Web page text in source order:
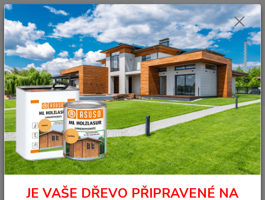
Menu
Hledat
+420 377 441 961 0ks
za 0,00 Kč
Úvod OSMO - přírodní oleje Na dřevo uvnitř
Nábytek, stěna, strop
Top olej
3038 Top olej Terra 0,005 l
3038 Top olej Terra 0,005 l
JE VAŠE DŘEVO PŘIPRAVENÉ NA